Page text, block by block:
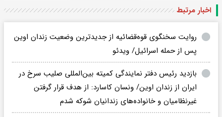
اخبار مرتبط
روایت سخنگوی قوه‌قضائیه از جدیدترین وضعیت زندان اوین
پس از حمله اسرائیل/ ویدئو
بازدید رئیس دفتر نمایندگی کمیته بین‌المللی صلیب سرخ در
ایران از زندان‌ اوین/ ونسان کاسارد: از هدف قرار گرفتن
غیرنظامیان و خانواده‌های زندانیان شوکه شدم